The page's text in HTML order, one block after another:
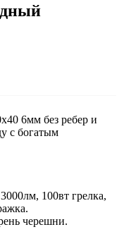
6мм без ребер и
с богатым
100вт грелка,
черешни.